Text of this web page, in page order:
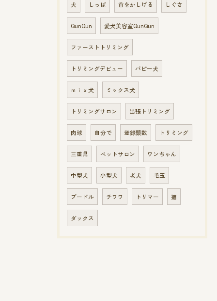
犬 しっぽ 首をかしげる しぐさ
QunQun 愛犬美容室QunQun
ファーストトリミング
トリミングデビュー パピー犬
ｍｉｘ犬 ミックス犬
トリミングサロン 出張トリミング
肉球 自分で 登録頭数 トリミング
三重県 ペットサロン ワンちゃん
中型犬 小型犬 老犬 毛玉
プードル チワワ トリマー 猫
ダックス